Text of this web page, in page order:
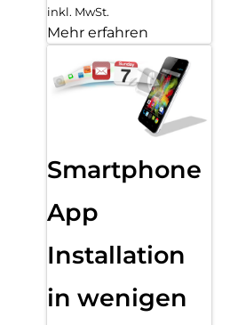
inkl. MwSt.
Mehr erfahren
Smartphone
App
Installation
in wenigen